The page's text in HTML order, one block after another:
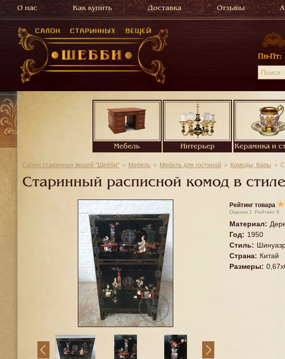
О нас Как купить Доставка Отзывы
Пн-Пт:
Мебель Интерьер Керамика и
Салон старинных вещей "Шебби" Мебель Мебель для гостиной Комоды, бары
Старинный расписной комод в
Рейтинг товара ★
Оценок 1 Рейтинг 5
Материал:
Год: 1950
Стиль:
Страна: Китай
Размеры: